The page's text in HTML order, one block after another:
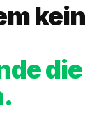
kein
die